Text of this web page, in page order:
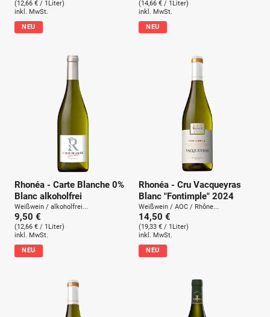
(12,66 € / 1Liter)
inkl. MwSt.
NEU
(14,66 € / 1Liter)
inkl. MwSt.
NEU
Rhonéa - Carte Blanche 0%
Blanc alkoholfrei
Weißwein / alkoholfrei...
9,50 €
(12,66 € / 1Liter)
inkl. MwSt.
NEU
Rhonéa - Cru Vacqueyras
Blanc "Fontimple" 2024
Weißwein / AOC / Rhône...
14,50 €
(19,33 € / 1Liter)
inkl. MwSt.
NEU